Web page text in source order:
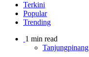
Terkini
Popular
Trending
1 min read
Tanjungpinang